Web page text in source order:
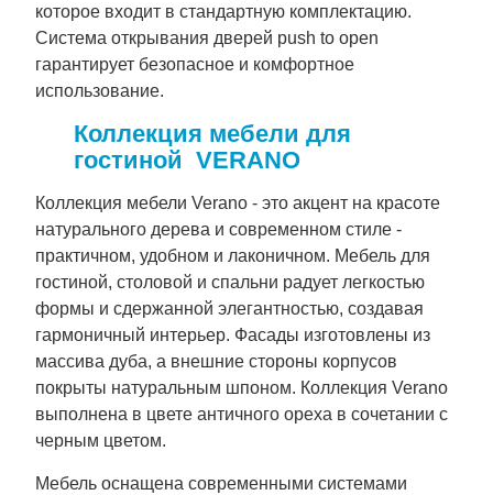
которое входит в стандартную комплектацию.
Система открывания дверей push to open
гарантирует безопасное и комфортное
использование.
Коллекция мебели для
гостиной VERANO
Коллекция мебели Verano - это акцент на красоте
натурального дерева и современном стиле -
практичном, удобном и лаконичном. Мебель для
гостиной, столовой и спальни радует легкостью
формы и сдержанной элегантностью, создавая
гармоничный интерьер. Фасады изготовлены из
массива дуба, а внешние стороны корпусов
покрыты натуральным шпоном. Коллекция Verano
выполнена в цвете античного ореха в сочетании с
черным цветом.
Мебель оснащена современными системами